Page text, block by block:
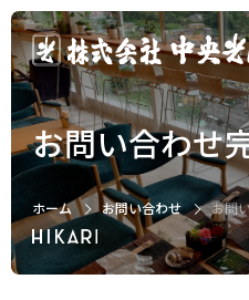
お問い合わせ
ホーム お問い合わせ お問